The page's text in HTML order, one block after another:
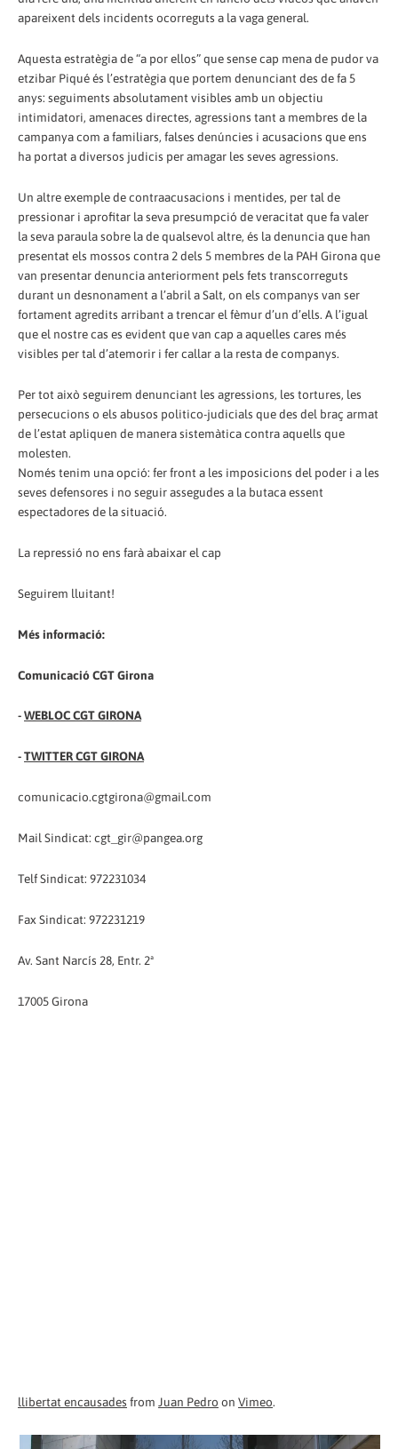
apareixent dels incidents ocorreguts a la vaga general.
Aquesta estratègia de “a por ellos” que sense cap mena de pudor va
etzibar Piqué és l’estratègia que portem denunciant des de fa 5
anys: seguiments absolutament visibles amb un objectiu
intimidatori, amenaces directes, agressions tant a membres de la
campanya com a familiars, falses denúncies i acusacions que ens
ha portat a diversos judicis per amagar les seves agressions.
Un altre exemple de contraacusacions i mentides, per tal de
pressionar i aprofitar la seva presumpció de veracitat que fa valer
la seva paraula sobre la de qualsevol altre, és la denuncia que han
presentat els mossos contra 2 dels 5 membres de la PAH Girona que
van presentar denuncia anteriorment pels fets transcorreguts
durant un desnonament a l’abril a Salt, on els companys van ser
fortament agredits arribant a trencar el fèmur d’un d’ells. A l’igual
que el nostre cas es evident que van cap a aquelles cares més
visibles per tal d’atemorir i fer callar a la resta de companys.
Per tot això seguirem denunciant les agressions, les tortures, les
persecucions o els abusos politico-judicials que des del braç armat
de l’estat apliquen de manera sistemàtica contra aquells que
molesten.
Només tenim una opció: fer front a les imposicions del poder i a les
seves defensores i no seguir assegudes a la butaca essent
espectadores de la situació.
La repressió no ens farà abaixar el cap
Seguirem lluitant!
Més informació:
Comunicació CGT Girona
-WEBLOC CGT GIRONA
-TWITTER CGT GIRONA
comunicacio.cgtgirona@gmail.com
Mail Sindicat: cgt_gir@pangea.org
Telf Sindicat: 972231034
Fax Sindicat: 972231219
Av. Sant Narcís 28, Entr. 2ª
17005 Girona
llibertat encausades from Juan Pedro on Vimeo.